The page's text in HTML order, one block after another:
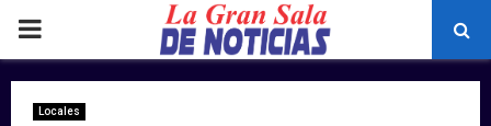
PRIMARY
MENU
Locales